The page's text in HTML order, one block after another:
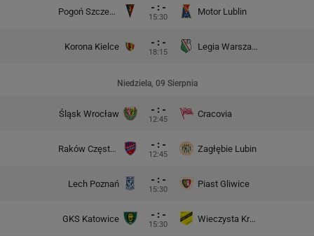
Pogoń Szczecin - : -
15:30
Motor Lublin
Korona Kielce - : -
18:15
Legia Warszawa
Niedziela, 09 Sierpnia
Śląsk Wrocław - : -
12:45
Cracovia
Raków Częstochowa - : -
12:45
Zagłębie Lubin
Lech Poznań - : -
15:30
Piast Gliwice
GKS Katowice - : -
15:30
Wieczysta Kraków